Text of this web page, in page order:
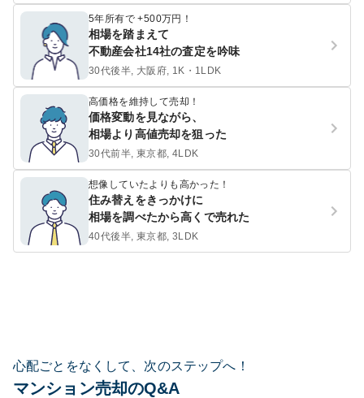
5年所有で +500万円！
相場を踏まえて
不動産会社14社の査定を吟味
30代後半, 大阪府, 1K・1LDK
高価格を維持して売却！
価格変動を見ながら、
相場より高値売却を狙った
30代前半, 東京都, 4LDK
想像していたよりも高かった！
住み替えをきっかけに
相場を調べたから高くで売れた
40代後半, 東京都, 3LDK
心配ごとをなくして、次のステップへ！
マンション売却のQ&A